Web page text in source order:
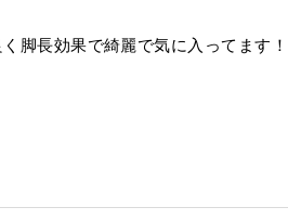
脚長効果で綺麗で気に入ってます